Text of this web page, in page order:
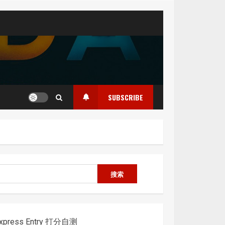
SUBSCRIBE
索
搜索
Entry 打分自测